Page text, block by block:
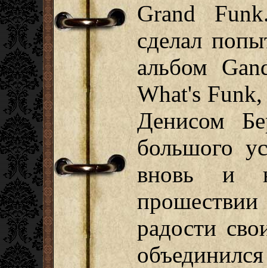
Grand
сделал
альбом
What's
Денисом
большого
вновь и
радости